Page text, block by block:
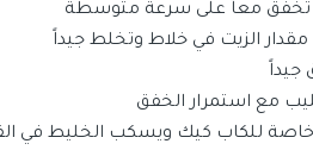
تخفق معاً على سرعة متوسطة
الزيت في خلاط وتخلط جيداً
مع استمرار الخفق
خاصة للكاب كيك ويسكب الخليط في